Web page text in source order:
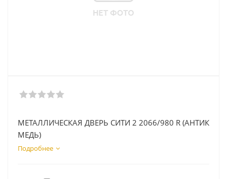
МЕТАЛЛИЧЕСКАЯ ДВЕРЬ СИТИ 2 2066/980 R (АНТИК
МЕДЬ)
Подробнее